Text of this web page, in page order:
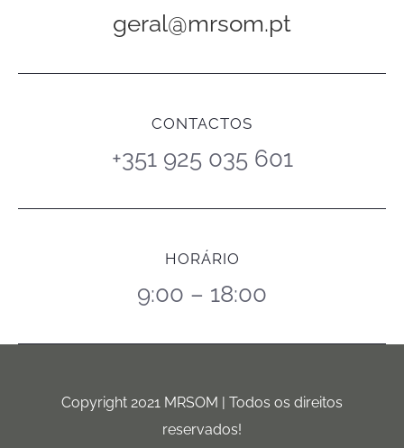
geral@mrsom.pt
CONTACTOS
+351 925 035 601
HORÁRIO
9:00 – 18:00
Copyright 2021 MRSOM | Todos os direitos
reservados!